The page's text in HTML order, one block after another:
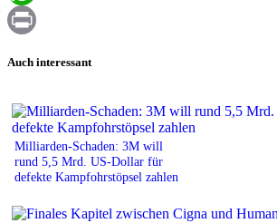
WhatsApp
Auch interessant
Milliarden-Schaden: 3M will
rund 5,5 Mrd. US-Dollar für
defekte Kampfohrstöpsel zahlen